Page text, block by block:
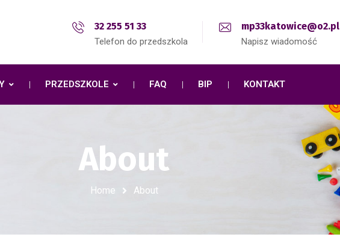
32 255 51 33
Telefon do przedszkola
mp33katowice@o2.pl
Napisz wiadomość
PRZEDSZKOLE FAQ BIP KONTAKT
About
Home About